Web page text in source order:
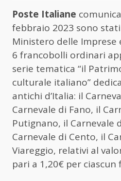
Poste Italiane
febbraio 2023 sono
Ministero delle Imprese
6 francobolli ordinari
serie tematica “il
culturale italiano”
antichi d’Italia: il
Carnevale di Fano, il
Putignano, il Carnevale
Carnevale di Cento, il
Viareggio, relativi al
pari a 1,20€ per